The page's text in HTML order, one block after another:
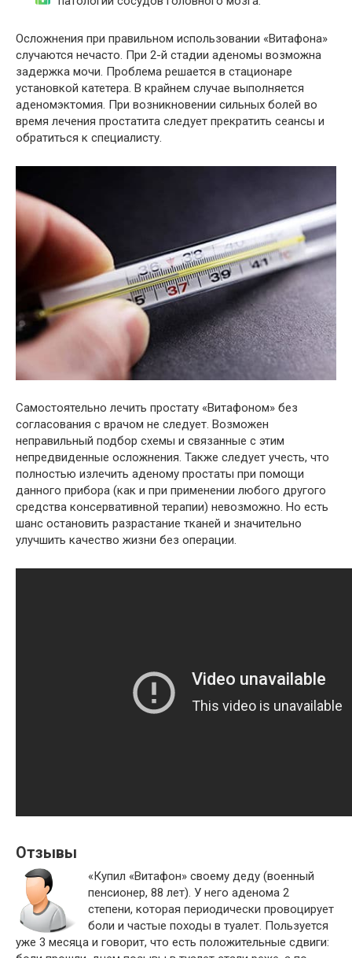
Осложнения при правильном использовании «Витафона»
случаются нечасто. При 2-й стадии аденомы возможна
задержка мочи. Проблема решается в стационаре
установкой катетера. В крайнем случае выполняется
аденомэктомия. При возникновении сильных болей во
время лечения простатита следует прекратить сеансы и
обратиться к специалисту.
Самостоятельно лечить простату «Витафоном» без
согласования с врачом не следует. Возможен
неправильный подбор схемы и связанные с этим
непредвиденные осложнения. Также следует учесть, что
полностью излечить аденому простаты при помощи
данного прибора (как и при применении любого другого
средства консервативной терапии) невозможно. Но есть
шанс остановить разрастание тканей и значительно
улучшить качество жизни без операции.
Отзывы
«Купил «Витафон» своему деду (военный
пенсионер, 88 лет). У него аденома 2
степени, которая периодически провоцирует
боли и частые походы в туалет. Пользуется
уже 3 месяца и говорит, что есть положительные сдвиги: